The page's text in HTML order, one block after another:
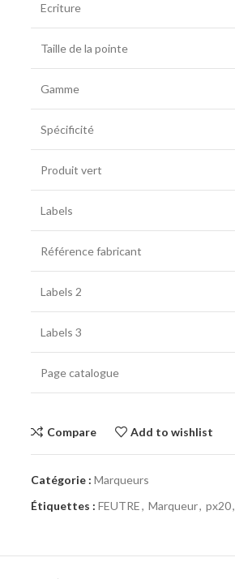
Ecriture
Taille de la pointe
Gamme
Spécificité
Produit vert
Labels
Référence fabricant
Labels 2
Labels 3
Page catalogue
Compare Add to wishlist
Catégorie : Marqueurs
Étiquettes : FEUTRE, Marqueur, px20,